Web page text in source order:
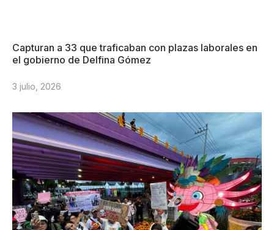
Capturan a 33 que traficaban con plazas laborales en
el gobierno de Delfina Gómez
3 julio, 2026